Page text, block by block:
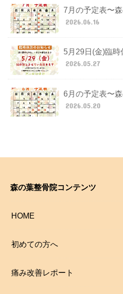
7月の予定表〜
2026.06.16
5月29日(金)臨
2026.05.27
6月の予定表〜
2026.05.20
森の葉整骨院コンテンツ
HOME
初めての方へ
痛み改善レポート